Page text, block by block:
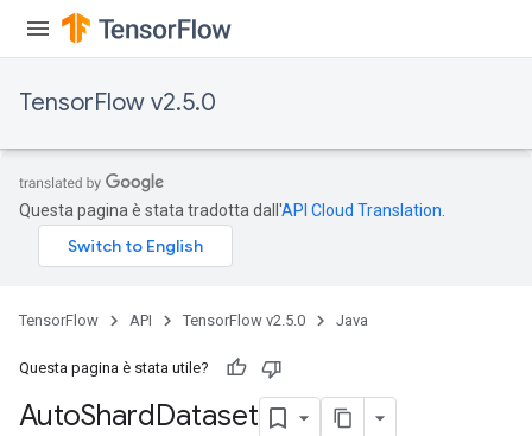
TensorFlow v2.5.0
Questa pagina è stata tradotta dall'API Cloud Translation
TensorFlow API TensorFlow v2.5.0 Java
Questa pagina è stata utile?
AutoShardDataset